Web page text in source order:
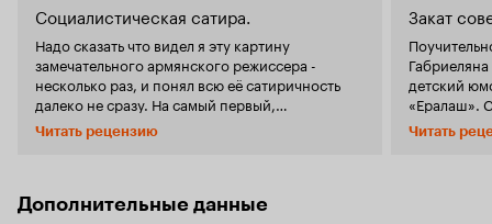
Социалистическая сатира.
Надо сказать что видел я эту картину
замечательного армянского режиссера -
несколько раз, и понял всю её сатиричность
далеко не сразу. На самый первый,
поверхностный взгляд фильм кажется вполне
заурядной и унылой советской комедией.
это изменит буквально всё. Дело в том, что
Читать рецензию
Закат
детский
«Ералаш».
под
лучше.
Читать
Дополнительные данные